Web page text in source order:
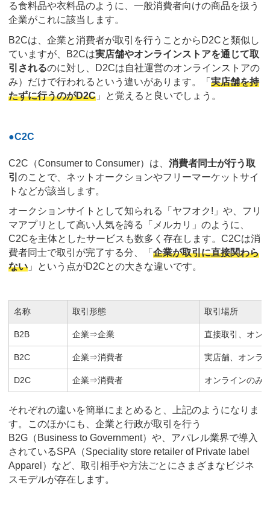
る食料品や衣料品のように、一般消費者向けの商品を扱う
企業がこれに該当します。
B2Cは、企業と消費者が取引を行うことからD2Cと類似し
ていますが、B2Cは実店舗やオンラインストアを通じて取
引されるのに対し、D2Cは自社運営のオンラインストアの
み）だけで行われるという違いがあります。「 実店舗を持
たずに行うのがD2C 」と覚えると良いでしょう。
●C2C
C2C（Consumer to Consumer）は、 消費者同士が行う取
引 のことで、ネットオークションやフリーマーケットサイ
トなどが該当します。
オークションサイトとして知られる「ヤフオク!」や、フリ
マアプリとして高い人気を誇る「メルカリ」のように、
C2Cを主体としたサービスも数多く存在します。C2Cは消
費者同士で取引が完了する分、「 企業が取引に直接関わら
ない 」という点がD2Cとの大きな違いです。
名称 取引形態 取引場所
B2B 企業⇒企業 直接取引、オン
B2C 企業⇒消費者 実店舗、オンラ
D2C 企業⇒消費者 オンラインのみ
それぞれの違いを簡単にまとめると、上記のようになりま
す。このほかにも、企業と行政が取引を行う
B2G（Business to Government）や、アパレル業界で導入
されているSPA（Speciality store retailer of Private label
Apparel）など、取引相手や方法ごとにさまざまなビジネ
スモデルが存在します。